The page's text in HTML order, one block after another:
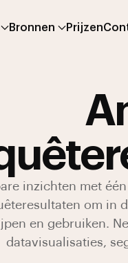
Bronnen Prijzen
inzichten met
om in
en gebruiken.
datavisualisaties,